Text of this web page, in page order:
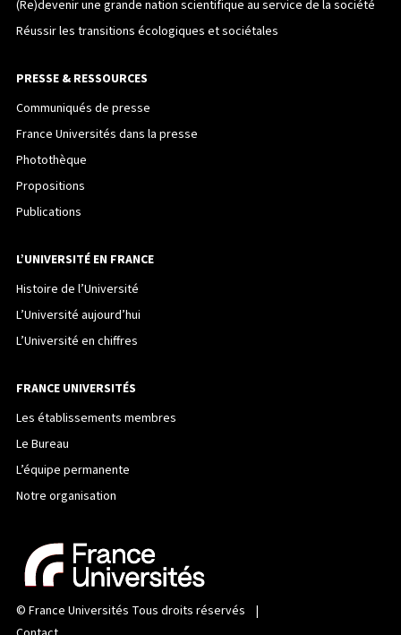
(Re)devenir une grande nation scientifique au service de la société
Réussir les transitions écologiques et sociétales
PRESSE & RESSOURCES
Communiqués de presse
France Universités dans la presse
Photothèque
Propositions
Publications
L’UNIVERSITÉ EN FRANCE
Histoire de l’Université
L’Université aujourd’hui
L’Université en chiffres
FRANCE UNIVERSITÉS
Les établissements membres
Le Bureau
L’équipe permanente
Notre organisation
© France Universités Tous droits réservés |